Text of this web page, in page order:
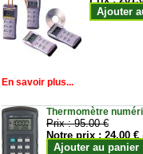
Ajouter
En savoir plus...
Thermomètre
Prix :95.00 €
Notre prix :24.00 €
Ajouter au panier